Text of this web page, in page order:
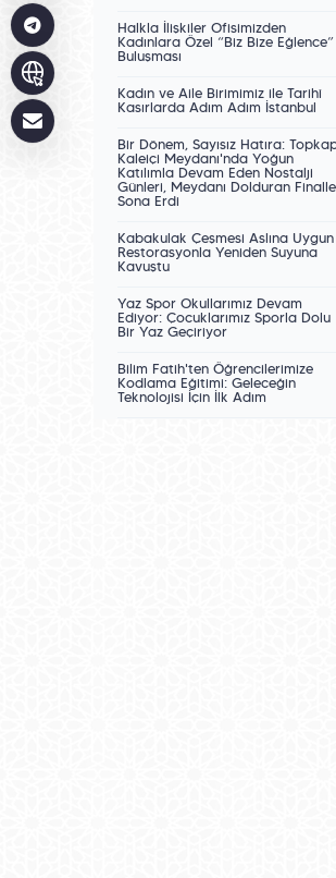
Halkla İlişkiler Ofisimizden
Kadınlara Özel “Biz Bize Eğlence”
Buluşması
Kadın ve Aile Birimimiz ile Tarihî
Kasırlarda Adım Adım İstanbul
Bir Dönem, Sayısız Hatıra:
Kaleiçi Meydanı'nda Yoğun
Katılımla Devam Eden Nostalji
Günleri, Meydanı Dolduran Finalle
Sona Erdi
Kabakulak Çeşmesi Aslına Uygun
Restorasyonla Yeniden Suyuna
Kavuştu
Yaz Spor Okullarımız Devam
Ediyor: Çocuklarımız Sporla Dolu
Bir Yaz Geçiriyor
Bilim Fatih'ten Öğrencilerimize
Kodlama Eğitimi: Geleceğin
Teknolojisi İçin İlk Adım